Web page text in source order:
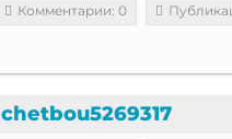
Комментарии: 0
chetbou5269317